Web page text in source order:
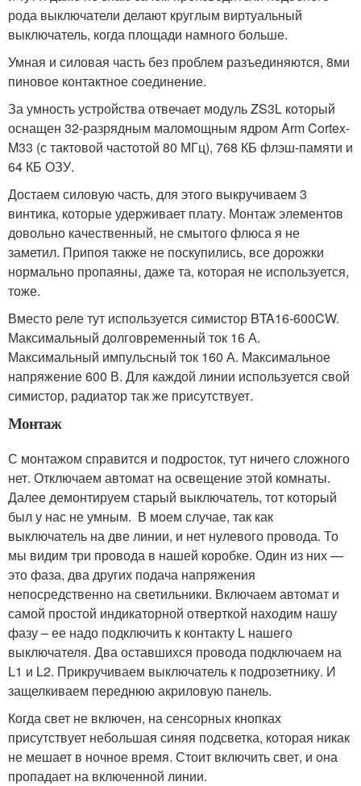
рода выключатели делают круглым виртуальный
выключатель, когда площади намного больше.
Умная и силовая часть без проблем разъединяются, 8ми
пиновое контактное соединение.
За умность устройства отвечает модуль ZS3L который
оснащен 32-разрядным маломощным ядром Arm Cortex-
M33 (с тактовой частотой 80 МГц), 768 КБ флэш-памяти и
64 КБ ОЗУ.
Достаем силовую часть, для этого выкручиваем 3
винтика, которые удерживает плату. Монтаж элементов
довольно качественный, не смытого флюса я не
заметил. Припоя также не поскупились, все дорожки
нормально пропаяны, даже та, которая не используется,
тоже.
Вместо реле тут используется симистор BTA16-600CW.
Максимальный долговременный ток 16 А.
Максимальный импульсный ток 160 А. Максимальное
напряжение 600 В. Для каждой линии используется свой
симистор, радиатор так же присутствует.
Монтаж
С монтажом справится и подросток, тут ничего сложного
нет. Отключаем автомат на освещение этой комнаты.
Далее демонтируем старый выключатель, тот который
был у нас не умным. В моем случае, так как
выключатель на две линии, и нет нулевого провода. То
мы видим три провода в нашей коробке. Один из них —
это фаза, два других подача напряжения
непосредственно на светильники. Включаем автомат и
самой простой индикаторной отверткой находим нашу
фазу – ее надо подключить к контакту L нашего
выключателя. Два оставшихся провода подключаем на
L1 и L2. Прикручиваем выключатель к подрозетнику. И
защелкиваем переднюю акриловую панель.
Когда свет не включен, на сенсорных кнопках
присутствует небольшая синяя подсветка, которая никак
не мешает в ночное время. Стоит включить свет, и она
пропадает на включенной линии.